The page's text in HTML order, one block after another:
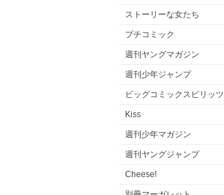
ストーリーな女たち
プチコミック
週刊ヤングマガジン
週刊少年ジャンプ
ビッグコミックスピリッツ
Kiss
週刊少年マガジン
週刊ヤングジャンプ
Cheese!